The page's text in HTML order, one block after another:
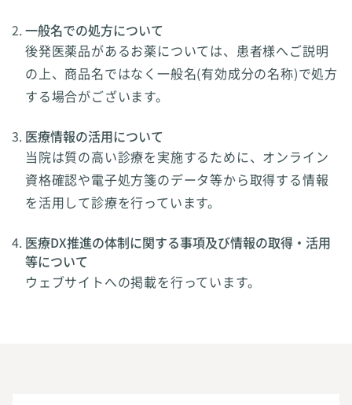
一般名での処方について
後発医薬品があるお薬については、患者様へご説明
の上、商品名ではなく一般名(有効成分の名称)で処方
する場合がございます。
医療情報の活用について
当院は質の高い診療を実施するために、オンライン
資格確認や電子処方箋のデータ等から取得する情報
を活用して診療を行っています。
医療DX推進の体制に関する事項及び情報の取得・活用
等について
ウェブサイトへの掲載を行っています。